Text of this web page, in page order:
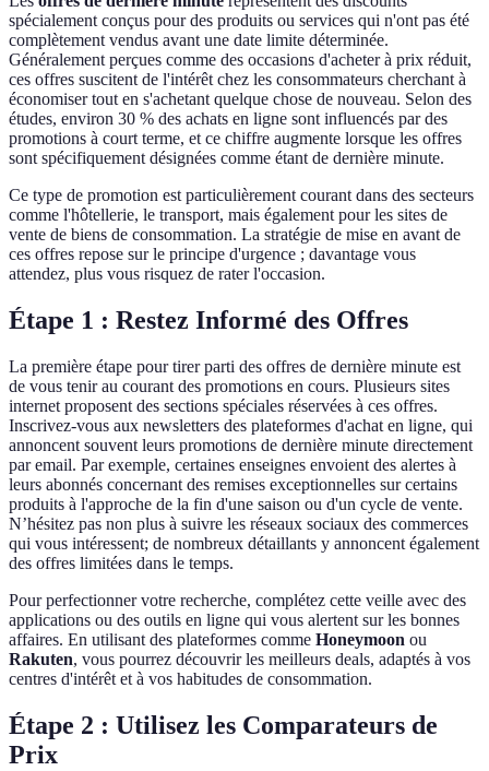
spécialement conçus pour des produits ou services qui n'ont pas été
complètement vendus avant une date limite déterminée.
Généralement perçues comme des occasions d'acheter à prix réduit,
ces offres suscitent de l'intérêt chez les consommateurs cherchant à
économiser tout en s'achetant quelque chose de nouveau. Selon des
études, environ 30 % des achats en ligne sont influencés par des
promotions à court terme, et ce chiffre augmente lorsque les offres
sont spécifiquement désignées comme étant de dernière minute.
Ce type de promotion est particulièrement courant dans des secteurs
comme l'hôtellerie, le transport, mais également pour les sites de
vente de biens de consommation. La stratégie de mise en avant de
ces offres repose sur le principe d'urgence ; davantage vous
attendez, plus vous risquez de rater l'occasion.
Étape 1 : Restez Informé des Offres
La première étape pour tirer parti des offres de dernière minute est
de vous tenir au courant des promotions en cours. Plusieurs sites
internet proposent des sections spéciales réservées à ces offres.
Inscrivez-vous aux newsletters des plateformes d'achat en ligne, qui
annoncent souvent leurs promotions de dernière minute directement
par email. Par exemple, certaines enseignes envoient des alertes à
leurs abonnés concernant des remises exceptionnelles sur certains
produits à l'approche de la fin d'une saison ou d'un cycle de vente.
N’hésitez pas non plus à suivre les réseaux sociaux des commerces
qui vous intéressent; de nombreux détaillants y annoncent également
des offres limitées dans le temps.
Pour perfectionner votre recherche, complétez cette veille avec des
applications ou des outils en ligne qui vous alertent sur les bonnes
affaires. En utilisant des plateformes comme Honeymoon ou
Rakuten, vous pourrez découvrir les meilleurs deals, adaptés à vos
centres d'intérêt et à vos habitudes de consommation.
Étape 2 : Utilisez les Comparateurs de
Prix